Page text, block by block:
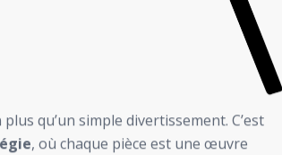
qu’un simple divertissement. C’est
, où chaque pièce est une œuvre